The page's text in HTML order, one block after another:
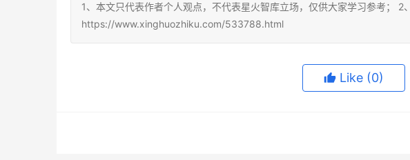
1、本文只代表作者个人观点，不代表星火智库立场，仅供大家学习参考； 2
https://www.xinghuozhiku.com/533788.html
Like (0)